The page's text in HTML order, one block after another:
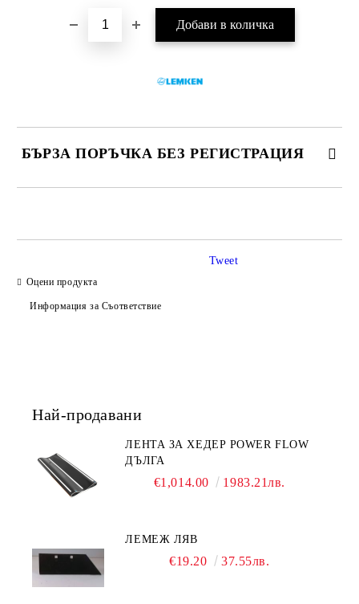
БЪРЗА ПОРЪЧКА БЕЗ РЕГИСТРАЦИЯ
Оцени продукта
Информация за Съответствие
Tweet
Най-продавани
ЛЕНТА ЗА ХЕДЕР POWER FLOW
ДЪЛГА
€1,014.00 1983.21лв.
ЛЕМЕЖ ЛЯВ
€19.20 37.55лв.